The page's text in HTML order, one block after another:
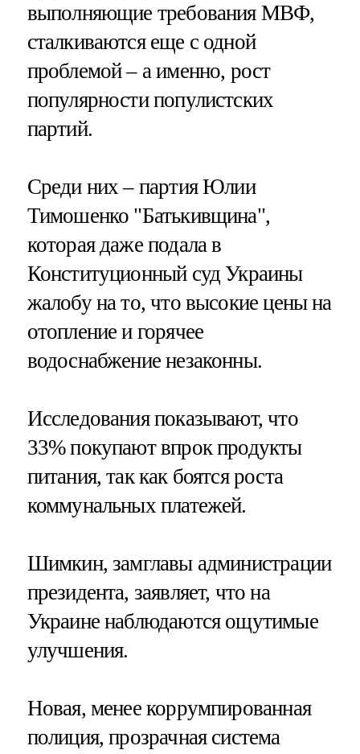
выполняющие требования МВФ,
сталкиваются еще с одной
проблемой – а именно, рост
популярности популистских
партий.
Среди них – партия Юлии
Тимошенко "Батькивщина",
которая даже подала в
Конституционный суд Украины
жалобу на то, что высокие цены на
отопление и горячее
водоснабжение незаконны.
Исследования показывают, что
33% покупают впрок продукты
питания, так как боятся роста
коммунальных платежей.
Шимкин, замглавы администрации
президента, заявляет, что на
Украине наблюдаются ощутимые
улучшения.
Новая, менее коррумпированная
полиция, прозрачная система